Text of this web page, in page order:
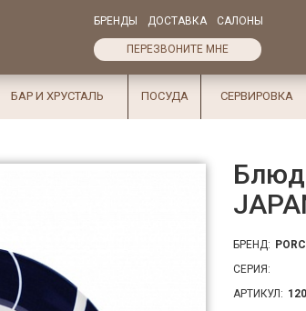
БРЕНДЫ ДОСТАВКА САЛОНЫ
ПЕРЕЗВОНИТЕ МНЕ
БАР И ХРУСТАЛЬ ПОСУДА СЕРВИРОВКА
БРЕНД:
СЕРИЯ:
АРТИКУЛ: